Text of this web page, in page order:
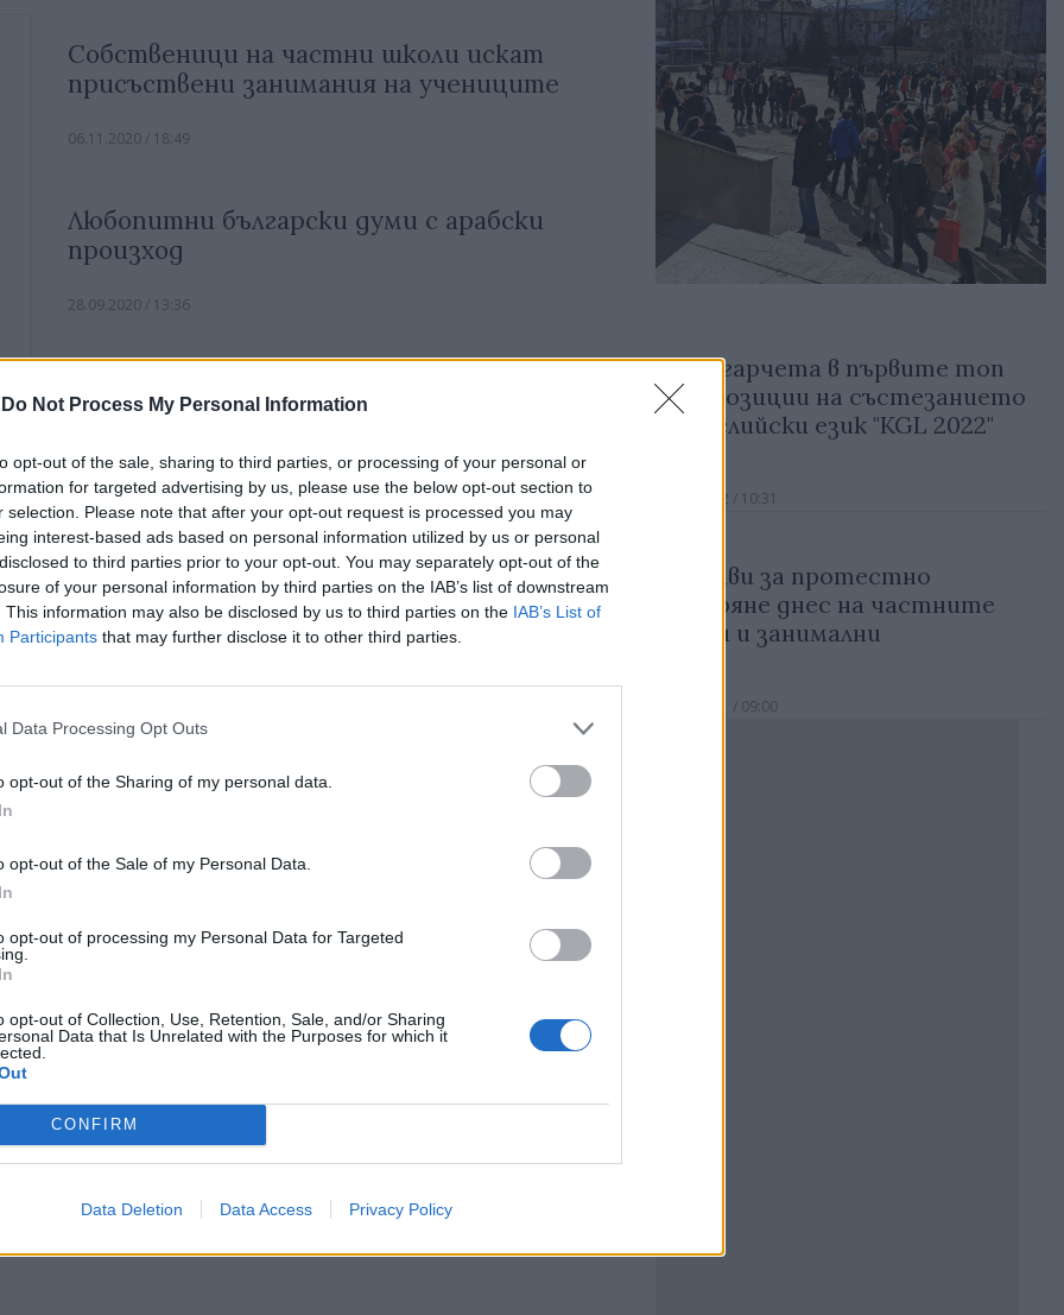
Do Not Process My Personal Information
opt-out of the sale, sharing to third parties, or processing of your personal or
for targeted advertising by us, please use the below opt-out section to
selection. Please note that after your opt-out request is processed you may
interest-based ads based on personal information utilized by us or personal
to third parties prior to your opt-out. You may separately opt-out of the
of your personal information by third parties on the IAB’s list of downstream
This information may also be disclosed by us to third parties on the IAB’s List of
Participants that may further disclose it to other third parties.
Data Processing Opt Outs
opt-out of the Sharing of my personal data.
opt-out of the Sale of my Personal Data.
opt-out of processing my Personal Data for Targeted
opt-out of Collection, Use, Retention, Sale, and/or Sharing
Data that Is Unrelated with the Purposes for which it
CONFIRM
Data Deletion Data Access Privacy Policy
Собственици на частни школи искат
присъствени занимания на учениците
06.11.2020 / 18:49
Любопитни български думи с арабски
произход
28.09.2020 / 13:36
BRITANICA
21.09.2020 / 15:44
Езиците, на които говори бизнесът
11.08.2020 / 13:59
18 българчета в първите топ
три позиции на състезанието
по английски език "KGL 2022"
20.04.2022 / 10:31
Призиви за протестно
отваряне днес на частните
школи и занимални
01.04.2021 / 09:00